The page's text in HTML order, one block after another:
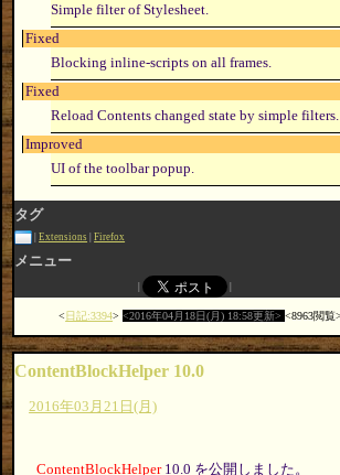
Simple filter of Stylesheet.
Fixed
Blocking inline-scripts on all frames.
Fixed
Reload Contents changed state by simple filters.
Improved
UI of the toolbar popup.
タグ
Extensions Firefox
メニュー
日記:3394 2016年04月18日(月) 18:58更新 8963閲覧
ContentBlockHelper 10.0
2016年03月21日(月)
ContentBlockHelper10.0 を公開しました。